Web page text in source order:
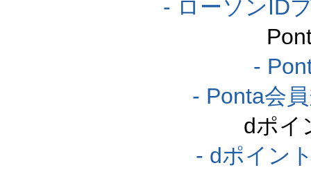
- ローソンID
-
- Ponta会
dポイ
- dポイン